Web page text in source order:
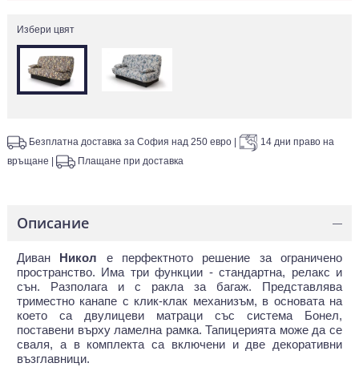
Избери цвят
Безплатна доставка за София над 250 евро
14 дни право на
връщане
Плащане при доставка
Описание —
Диван Никол е перфектното решение за ограничено
пространство. Има три функции - стандартна, релакс и
сън. Разполага и с ракла за багаж. Представлява
триместно канапе с клик-клак механизъм, в основата на
което са двулицеви матраци със система Бонел,
поставени върху ламелна рамка. Тапицерията може да се
сваля, а в комплекта са включени и две декоративни
възглавници.